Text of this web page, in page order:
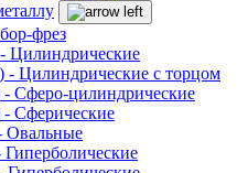
фрез
Цилиндрические
- Цилиндрические с торцом
Сферо-цилиндрические
Сферические
Овальные